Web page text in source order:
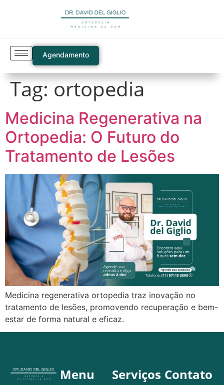
Agendamento
Tag:ortopedia
Medicina Regenerativa na
Ortopedia: O Futuro do
Tratamento de Lesões
Medicina regenerativa ortopedia traz inovação no
tratamento de lesões, promovendo recuperação e bem-
estar de forma natural e eficaz.
Menu Serviços Contato